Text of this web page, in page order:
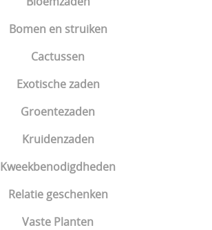
Bomen en struiken
Cactussen
Exotische zaden
Groentezaden
Kruidenzaden
Kweekbenodigdheden
Relatie geschenken
Vaste Planten